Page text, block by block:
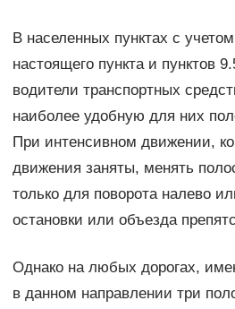
В населенных пунктах с
настоящего пункта и пунктов
водители транспортных
наиболее удобную для них
При интенсивном движении,
движения заняты, менять
только для поворота налево
остановки или объезда
Однако на любых дорогах,
в данном направлении три